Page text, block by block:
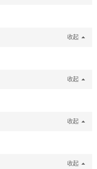
收起
收起
收起
收起